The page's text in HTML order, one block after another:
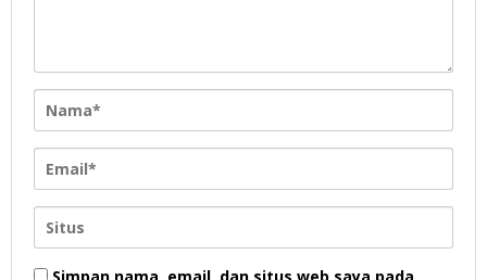
Simpan nama, email, dan situs web saya pada